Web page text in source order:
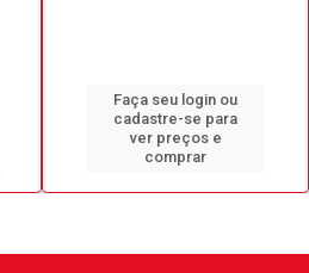
Faça seu login ou
cadastre-se para
ver preços e
comprar